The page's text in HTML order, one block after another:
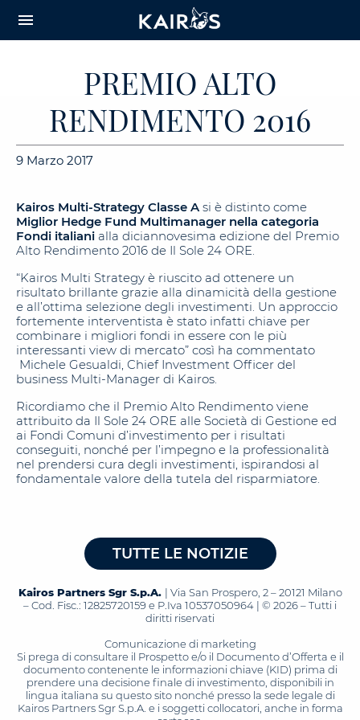
CONTENT
menu
PREMIO ALTO
RENDIMENTO 2016
9 Marzo 2017
Kairos Multi-Strategy Classe Asi è distinto come
Miglior Hedge Fund Multimanager nella categoria
Fondi italiani alla diciannovesima edizione del Premio
Alto Rendimento 2016 de Il Sole 24 ORE.
“Kairos Multi Strategy è riuscito ad ottenere un
risultato brillante grazie alla dinamicità della gestione
e all’ottima selezione degli investimenti. Un approccio
fortemente interventista è stato infatti chiave per
combinare i migliori fondi in essere con le più
interessanti view di mercato” così ha commentato
Michele Gesualdi, Chief Investment Officer del
business Multi-Manager di Kairos.
Ricordiamo che il Premio Alto Rendimento viene
attribuito da Il Sole 24 ORE alle Società di Gestione ed
ai Fondi Comuni d’investimento per i risultati
conseguiti, nonché per l’impegno e la professionalità
nel prendersi cura degli investimenti, ispirandosi al
fondamentale valore della tutela del risparmiatore.
TUTTE LE NOTIZIE
Kairos Partners Sgr S.p.A. | Via San Prospero, 2 – 20121 Milano
– Cod. Fisc.: 12825720159 e P.Iva 10537050964 | © 2026 – Tutti i
diritti riservati
Comunicazione di marketing
Si prega di consultare il Prospetto e/o il Documento d’Offerta e il
documento contenente le informazioni chiave (KID) prima di
prendere una decisione finale di investimento, disponibili in
lingua italiana su questo sito nonché presso la sede legale di
Kairos Partners Sgr S.p.A. e i soggetti collocatori, anche in forma